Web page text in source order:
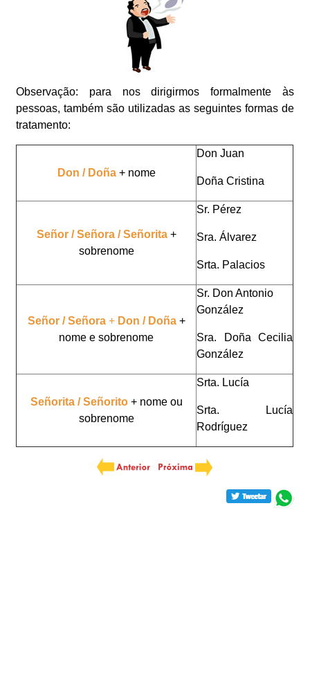
Observação: para nos dirigirmos formalmente às
pessoas, também são utilizadas as seguintes formas de
tratamento:
Don / Doña+ nome
Don Juan
Doña Cristina
Señor / Señora / Señorita +
sobrenome
Sr. Pérez
Sra. Álvarez
Srta. Palacios
Señor / Señora+Don / Doña +
nome e sobrenome
Sr. Don Antonio
González
Sra. Doña Cecilia
González
Señorita / Señorito + nome ou
sobrenome
Srta. Lucía
Srta. Lucía
Rodríguez